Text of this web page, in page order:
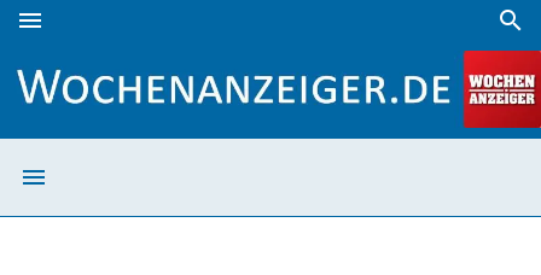
menu search
menu